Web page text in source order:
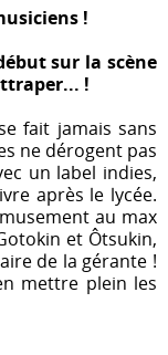
!
sur la scène
!
fait jamais sans
ne dérogent pas
un label indies,
après le lycée.
au max
et Ôtsukin,
de la gérante !
mettre plein les